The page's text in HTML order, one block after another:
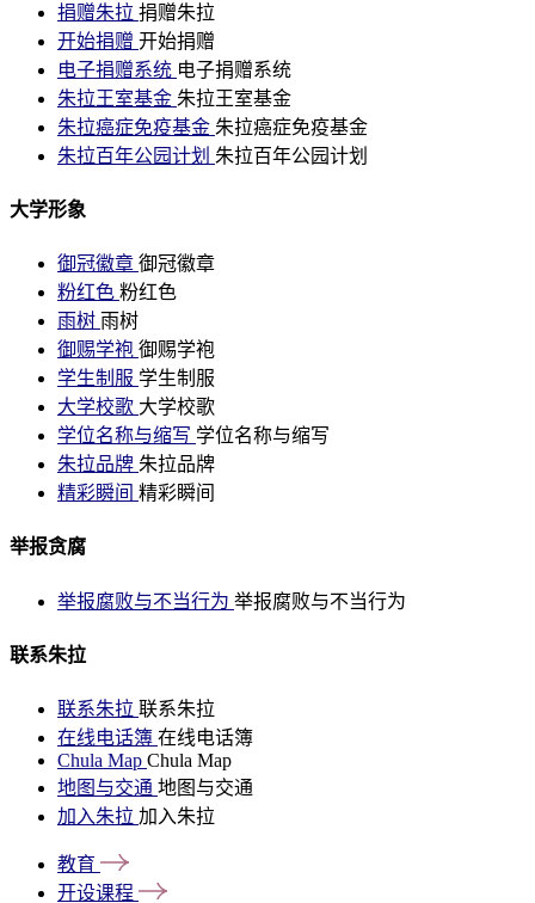
捐赠朱拉 捐赠朱拉
开始捐赠 开始捐赠
电子捐赠系统 电子捐赠系统
朱拉王室基金 朱拉王室基金
朱拉癌症免疫基金 朱拉癌症免疫基金
朱拉百年公园计划 朱拉百年公园计划
大学形象
御冠徽章 御冠徽章
粉红色 粉红色
雨树 雨树
御赐学袍 御赐学袍
学生制服 学生制服
大学校歌 大学校歌
学位名称与缩写 学位名称与缩写
朱拉品牌 朱拉品牌
精彩瞬间 精彩瞬间
举报贪腐
举报腐败与不当行为 举报腐败与不当行为
联系朱拉
联系朱拉 联系朱拉
在线电话簿 在线电话簿
Chula Map Chula Map
地图与交通 地图与交通
加入朱拉 加入朱拉
教育
开设课程